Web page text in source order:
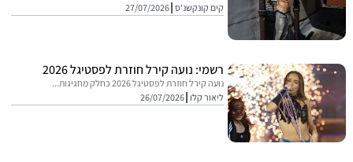
קים קונקשנ'ס 27/07/2026
רשמי: נועה קירל חוזרת לפסטיגל 2026
נועה קירל חוזרת לפסטיגל 2026 כחלק מחגיגות...
ליאור קלו 26/07/2026